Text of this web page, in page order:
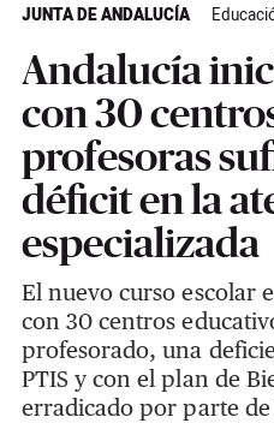
JUNTA DE ANDALUCÍA
Andalucía
con 30
profesoras
déficit en la
especializada
El nuevo curso escolar
con 30 centros
profesorado, una
PTIS y con el plan de
erradicado por parte de